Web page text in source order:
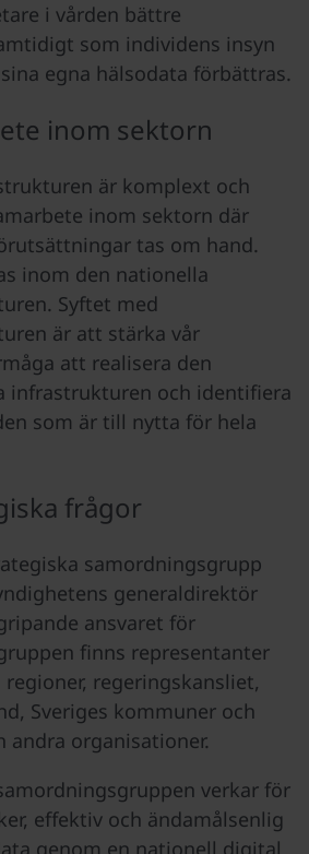
i vården bättre
som individens insyn
egna hälsodata förbättras.
inom sektorn
är komplext och
inom sektorn där
tas om hand.
inom den nationella
Syftet med
är att stärka vår
att realisera den
infrastrukturen och identifiera
som är till nytta för hela
frågor
samordningsgrupp
generaldirektör
ansvaret för
finns representanter
regeringskansliet,
Sveriges kommuner och
andra organisationer.
verkar för
effektiv och ändamålsenlig
genom en nationell digital